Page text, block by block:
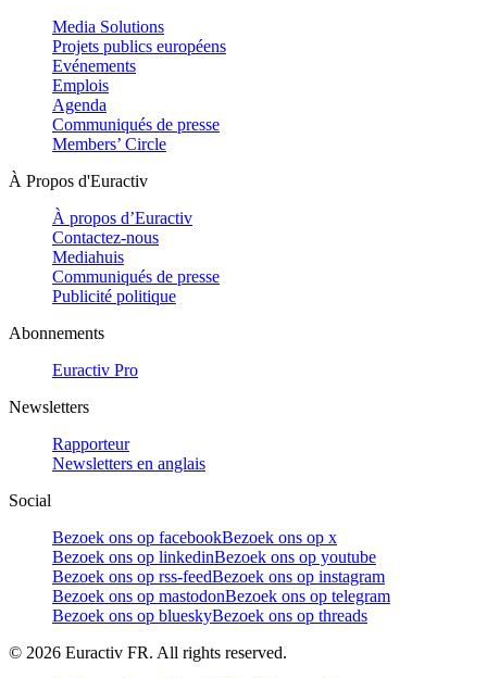
Media Solutions
Projets publics européens
Evénements
Emplois
Agenda
Communiqués de presse
Members’ Circle
À Propos d'Euractiv
À propos d’Euractiv
Contactez-nous
Mediahuis
Communiqués de presse
Publicité politique
Abonnements
Euractiv Pro
Newsletters
Rapporteur
Newsletters en anglais
Social
Bezoek ons op facebookBezoek ons op x
Bezoek ons op linkedinBezoek ons op youtube
Bezoek ons op rss-feedBezoek ons op instagram
Bezoek ons op mastodonBezoek ons op telegram
Bezoek ons op blueskyBezoek ons op threads
© 2026 Euractiv FR. All rights reserved.